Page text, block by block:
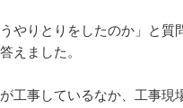
やりとりをしたのか」と質
えました。
事しているなか、工事現